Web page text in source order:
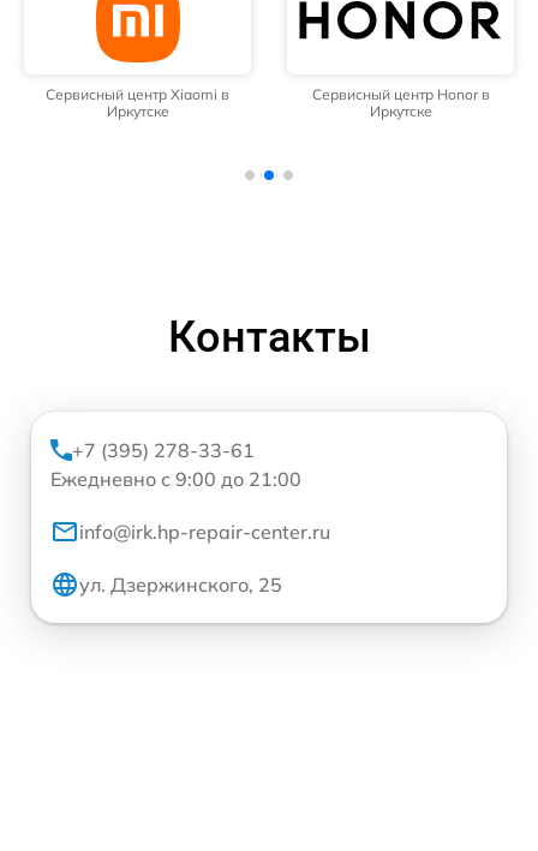
Сервисный центр Xiaomi в
Иркутске
Сервисный центр Honor в
Иркутске
Контакты
+7 (395) 278-33-61
Ежедневно с 9:00 до 21:00
info@irk.hp-repair-center.ru
ул. Дзержинского, 25